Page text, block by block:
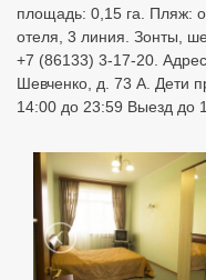
площадь: 0,15 га. Пляж:
отеля, 3 линия. Зонты,
+7 (86133) 3-17-20.
Шевченко, д. 73 А. Дети
14:00 до 23:59 Выезд до